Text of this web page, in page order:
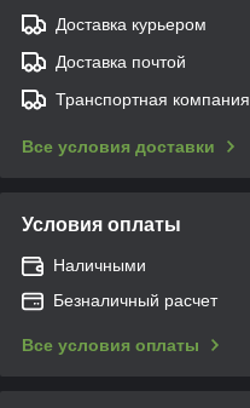
Доставка курьером
Доставка почтой
Транспортная компания
Все условия доставки
Условия оплаты
Наличными
Безналичный расчет
Все условия оплаты